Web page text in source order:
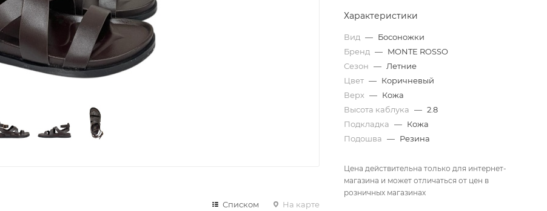
Списком На карте
Характеристики
Вид — Босоножки
Бренд — MONTE ROSSO
Сезон — Летние
Цвет — Коричневый
Верх — Кожа
Высота каблука — 2.8
Подкладка — Кожа
Подошва — Резина
Цена действительна только для интернет-
магазина и может отличаться от цен в
розничных магазинах